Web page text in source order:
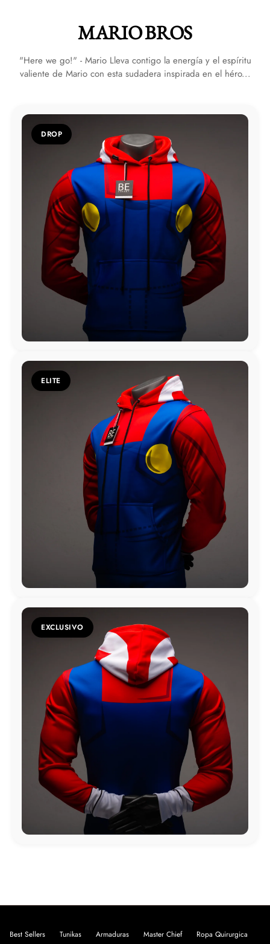
MARIO BROS
"Here we go!" - Mario Lleva contigo la energía y el espíritu
valiente de Mario con esta sudadera inspirada en el héro...
DROP
ELITE
EXCLUSIVO
Best Sellers Tunikas Armaduras Master Chief Ropa Quirurgica